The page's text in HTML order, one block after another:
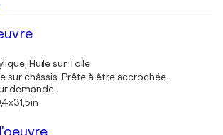
Huile sur Toile
sur châssis. Prête à être accrochée.
demande.